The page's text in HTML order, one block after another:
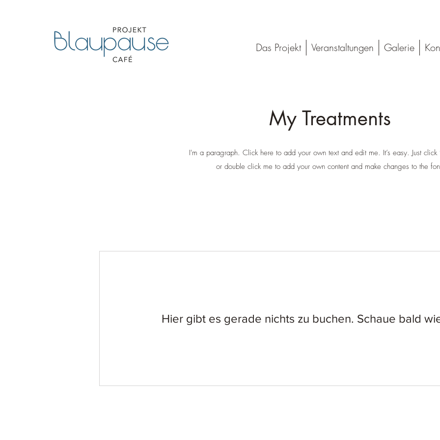
Das Projekt Veranstaltungen Galerie
My Treatments
I'm a paragraph. Click here to add your own text and edit me. It’s easy. Just click
or double click me to add your own content and make changes to the
Hier gibt es gerade nichts zu buchen. Schaue bald